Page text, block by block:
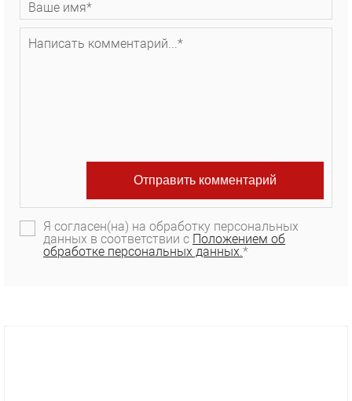
Я согласен(на) на обработку персональных
данных в соответствии с Положением об
обработке персональных данных.*